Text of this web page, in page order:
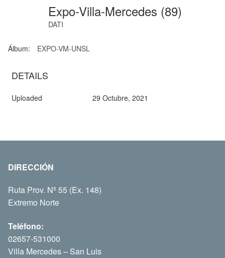
Expo-Villa-Mercedes (89)
DATI
Álbum: EXPO-VM-UNSL
DETAILS
Uploaded 29 Octubre, 2021
DIRECCIÓN
Ruta Prov. Nº 55 (Ex. 148)
Extremo Norte
Teléfono:
02657-531000
Villa Mercedes – San Luis